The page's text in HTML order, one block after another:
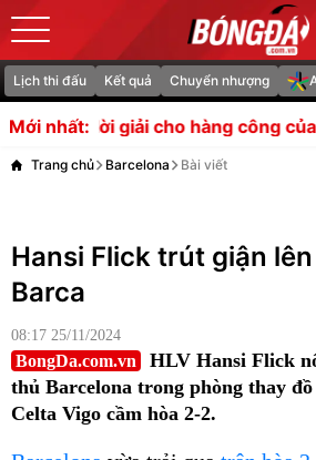
Lịch thi đấu Kết quả Chuyển nhượng
Mới nhất:
giải cho hàng công của Carrick
Trang chủ Barcelona Bài viết
Hansi Flick trút giận
Barca
08:17 25/11/2024
BongDa.com.vn
HLV Hansi Flick
thủ Barcelona trong phòng thay
Celta Vigo cầm hòa 2-2.